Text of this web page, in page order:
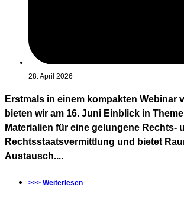
28. April 2026
Erstmals in einem kompakten Webinar
bieten wir am 16. Juni Einblick in
Materialien für eine gelungene Rechts-
Rechtsstaatsvermittlung und bietet
Austausch....
>>> Weiterlesen